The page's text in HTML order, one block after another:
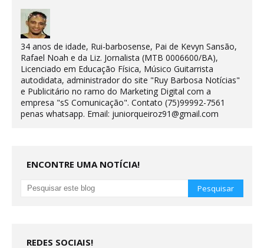
34 anos de idade, Rui-barbosense, Pai de Kevyn Sansão,
Rafael Noah e da Liz. Jornalista (MTB 0006600/BA),
Licenciado em Educação Física, Músico Guitarrista
autodidata, administrador do site "Ruy Barbosa Notícias"
e Publicitário no ramo do Marketing Digital com a
empresa "sS Comunicação". Contato (75)99992-7561
penas whatsapp. Email: juniorqueiroz91@gmail.com
ENCONTRE UMA NOTÍCIA!
REDES SOCIAIS!